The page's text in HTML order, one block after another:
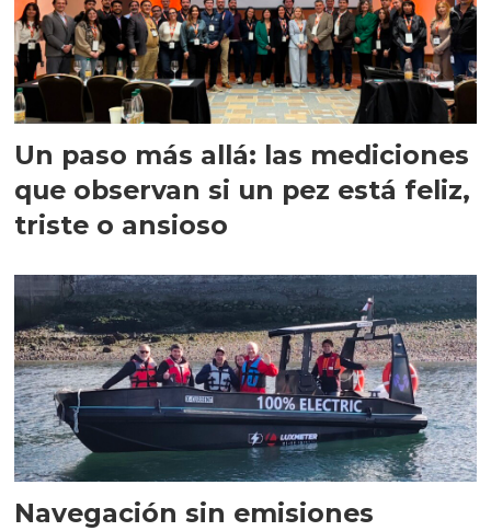
Un paso más allá: las mediciones
que observan si un pez está feliz,
triste o ansioso
Navegación sin emisiones